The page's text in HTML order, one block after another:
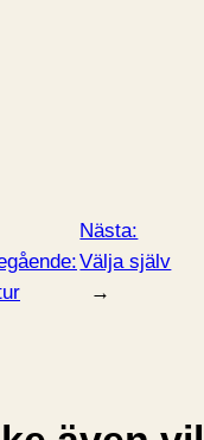
Nästa:
Välja själv
→